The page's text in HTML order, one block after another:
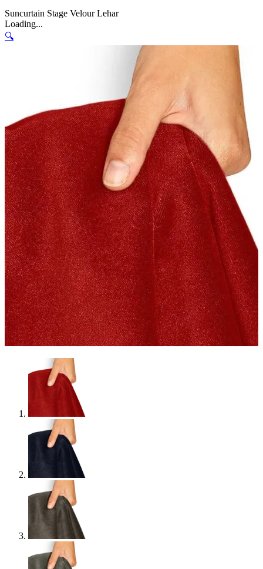
Suncurtain Stage Velour Lehar
Loading...
🔍